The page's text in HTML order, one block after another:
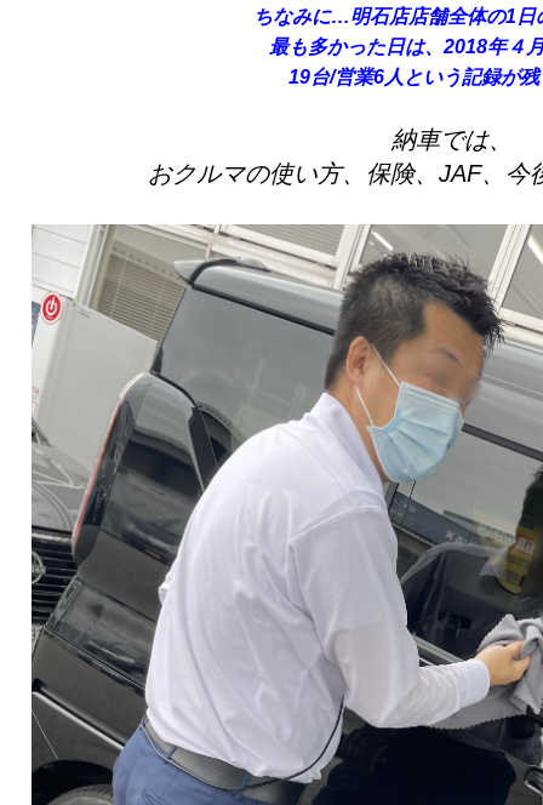
ちなみに…明石店店舗全体の1日
最も多かった日は、2018年４
19台/営業6人という記録が
納車では、
おクルマの使い方、保険、JAF、